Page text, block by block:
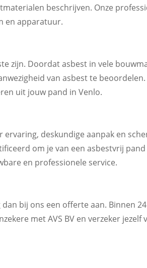
beschrijven. Onze
en apparatuur.
zijn. Doordat asbest in vele
van asbest te beoordelen.
uit jouw pand in Venlo.
deskundige aanpak en
om je van een asbestvrij
en professionele service.
bij ons een offerte aan. Binnen
met AVS BV en verzeker jezelf